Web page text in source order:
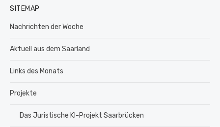
SITEMAP
Nachrichten der Woche
Aktuell aus dem Saarland
Links des Monats
Projekte
Das Juristische KI-Projekt Saarbrücken